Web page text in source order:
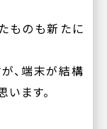
ものも新たに
、端末が結構
ます。